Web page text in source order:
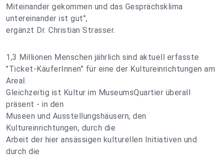
Miteinander gekommen und das Gesprächsklima
untereinander ist gut",
ergänzt Dr. Christian Strasser.
1,3 Millionen Menschen jährlich sind aktuell erfasste
"Ticket-KäuferInnen" für eine der Kultureinrichtungen am
Areal.
Gleichzeitig ist Kultur im MuseumsQuartier überall
präsent - in den
Museen und Ausstellungshäusern, den
Kultureinrichtungen, durch die
Arbeit der hier ansässigen kulturellen Initiativen und
durch die